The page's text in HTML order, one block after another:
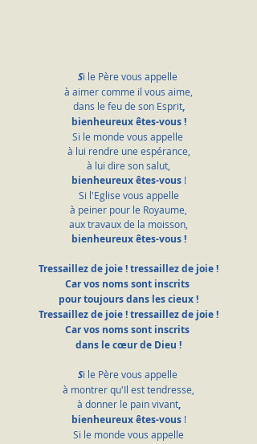
Si le Père vous appelle
à aimer comme il vous aime,
dans le feu de son Esprit,
bienheureux êtes-vous !
Si le monde vous appelle
à lui rendre une espérance,
à lui dire son salut,
bienheureux êtes-vous !
Si l'Eglise vous appelle
à peiner pour le Royaume,
aux travaux de la moisson,
bienheureux êtes-vous !
Tressaillez de joie ! tressaillez de joie !
Car vos noms sont inscrits
pour toujours dans les cieux !
Tressaillez de joie ! tressaillez de joie !
Car vos noms sont inscrits
dans le cœur de Dieu !
Si le Père vous appelle
à montrer qu'Il est tendresse,
à donner le pain vivant,
bienheureux êtes-vous !
Si le monde vous appelle